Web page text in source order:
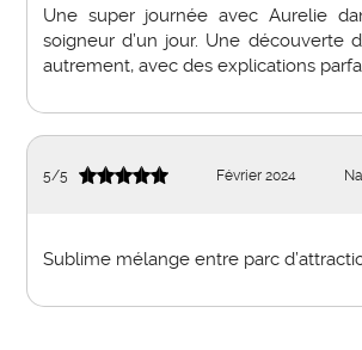
Une super journée avec Aurelie
soigneur d’un jour. Une découverte
autrement, avec des explications
5/5 Février 2024
Sublime mélange entre parc